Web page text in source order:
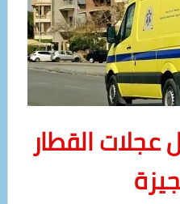
القطار